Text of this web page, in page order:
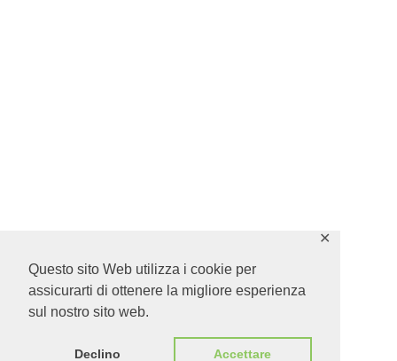
Questo sito Web utilizza i cookie per
assicurarti di ottenere la migliore esperienza
sul nostro sito web.
Declino Accettare
✕